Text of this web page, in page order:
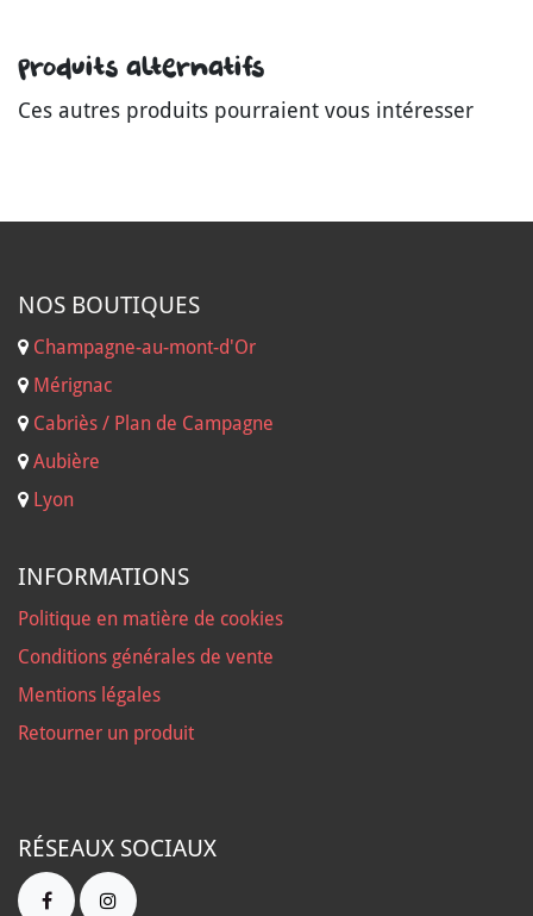
Produits alternatifs
Ces autres produits pourraient vous intéresser
NOS BOUTIQUES
Champagne-au-mont-d'Or
Mérignac
Cabriès / Plan de Campagne
Aubière
Lyon
INFORMATIONS
Politique en matière de cookies
Conditions générales de vente
Mentions légales
Retourner un produit
RÉSEAUX SOCIAUX